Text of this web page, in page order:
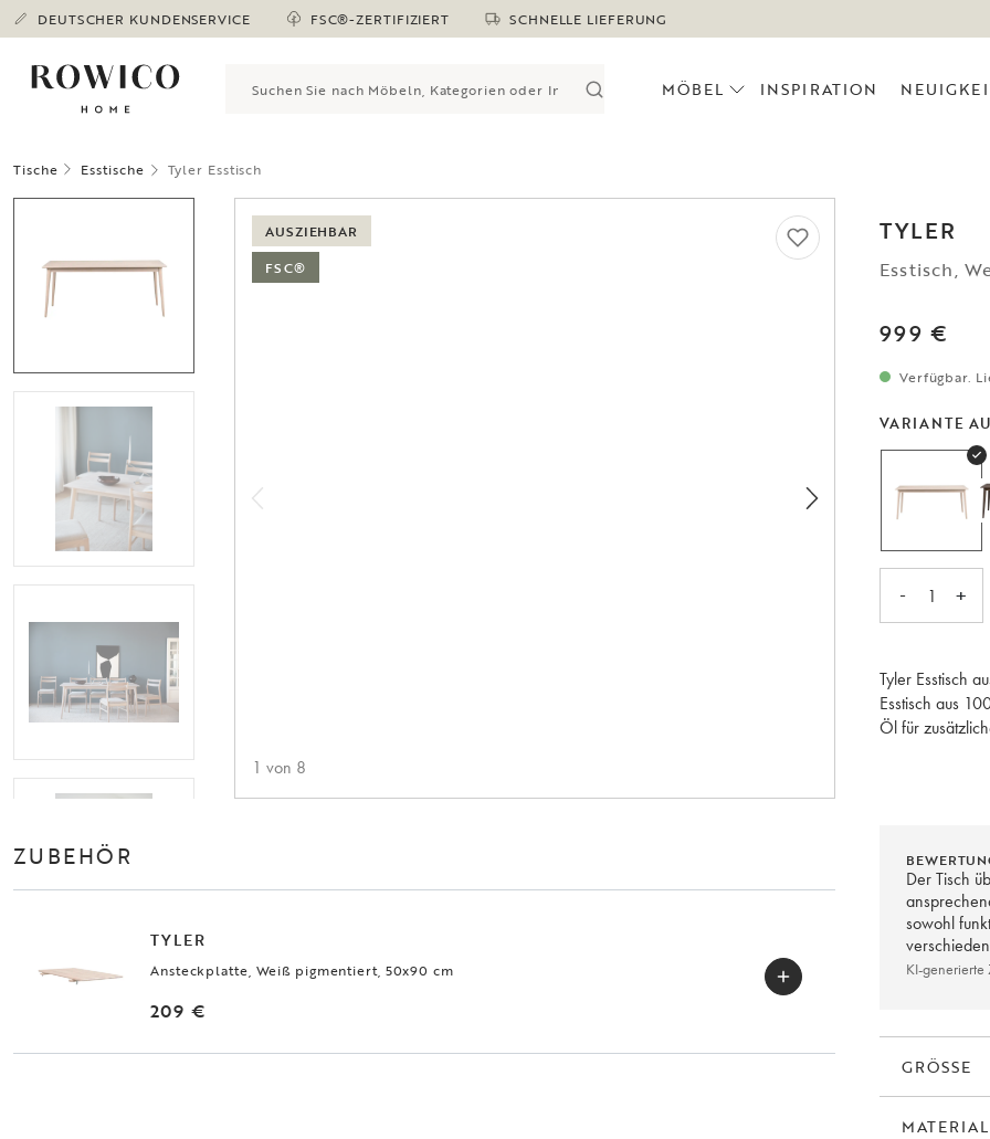
DEUTSCHER KUNDENSERVICE FSC®-ZERTIFIZIERT SCHNELLE LIEFERUNG
MÖBEL INSPIRATION
Tische Esstische Tyler Esstisch
AUSZIEHBAR
FSC®
1 von 8
ZUBEHÖR
TYLER
Ansteckplatte, Weiß pigmentiert, 50x90 cm
209 €
TYLER
Esstisch,
999 €
Verfügbar.
VARIANTE
- 1 +
Tyler Esstisch
Esstisch aus
Öl für
Tischplatte
zu erhalten.
um Schmutz
werden.
Hergestellt in
Der Tisch
sowohl
KI-generierte
GRÖSSE
MATERIAL